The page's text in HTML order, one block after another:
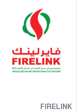
FIRELINK